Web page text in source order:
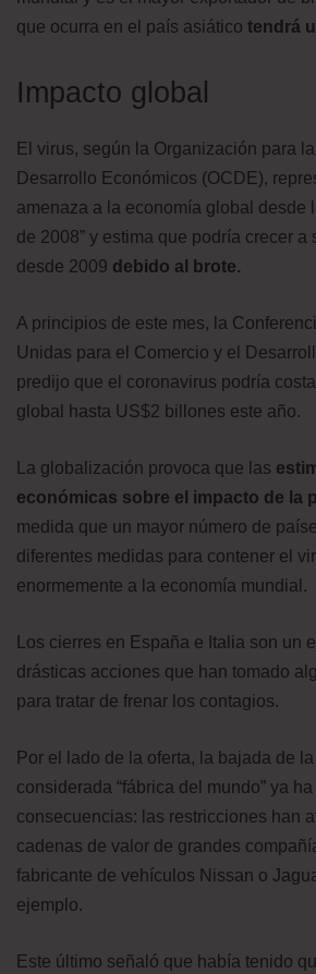
que ocurra en el país asiático tendrá
Impacto global
El virus, según la Organización para
Desarrollo Económicos (OCDE),
amenaza a la economía global desde
de 2008” y estima que podría crecer a
desde 2009 debido al brote.
A principios de este mes, la
Unidas para el Comercio y el
predijo que el coronavirus podría
global hasta US$2 billones este año.
La globalización provoca que las
económicas sobre el impacto de la
medida que un mayor número de
diferentes medidas para contener el
enormemente a la economía mundial.
Los cierres en España e Italia son un
drásticas acciones que han tomado
para tratar de frenar los contagios.
Por el lado de la oferta, la bajada de
considerada “fábrica del mundo” ya
consecuencias: las restricciones han
cadenas de valor de grandes
fabricante de vehículos Nissan o
ejemplo.
Este último señaló que había tenido